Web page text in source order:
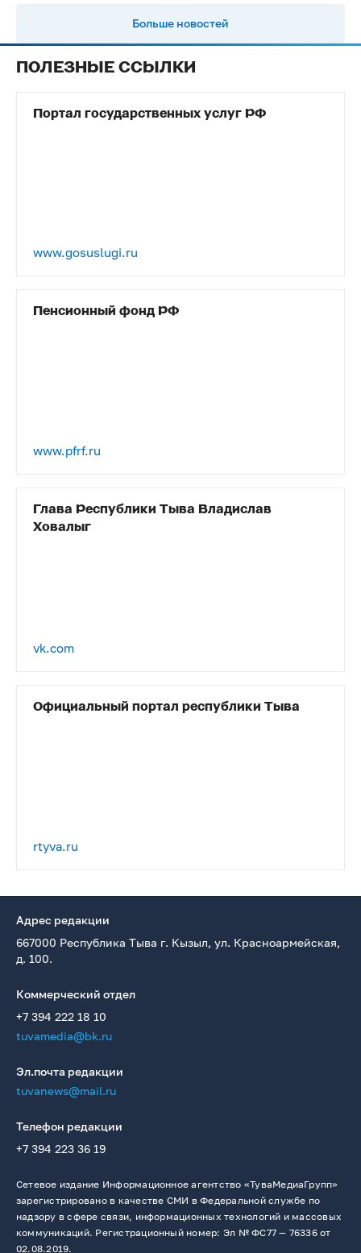
Больше новостей
ПОЛЕЗНЫЕ ССЫЛКИ
Портал государственных услуг РФ
www.gosuslugi.ru
Пенсионный фонд РФ
www.pfrf.ru
Глава Республики Тыва Владислав
Ховалыг
vk.com
Официальный портал республики Тыва
rtyva.ru
Адрес редакции
667000 Республика Тыва г. Кызыл, ул. Красноармейская,
д. 100.
Коммерческий отдел
+7 394 222 18 10
tuvamedia@bk.ru
Эл.почта редакции
tuvanews@mail.ru
Телефон редакции
+7 394 223 36 19
Сетевое издание Информационное агентство «ТуваМедиаГрупп»
зарегистрировано в качестве СМИ в Федеральной службе по
надзору в сфере связи, информационных технологий и массовых
коммуникаций. Регистрационный номер: Эл № ФС77 — 76336 от
02.08.2019.